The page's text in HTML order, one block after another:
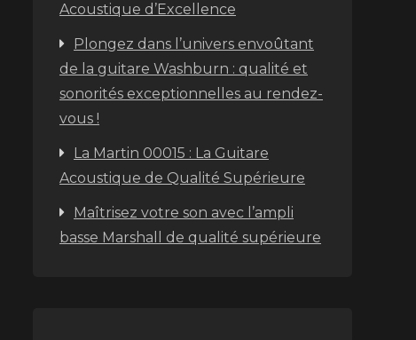
Acoustique d’Excellence
Plongez dans l’univers envoûtant
de la guitare Washburn : qualité et
sonorités exceptionnelles au rendez-
vous !
La Martin 00015 : La Guitare
Acoustique de Qualité Supérieure
Maîtrisez votre son avec l’ampli
basse Marshall de qualité supérieure